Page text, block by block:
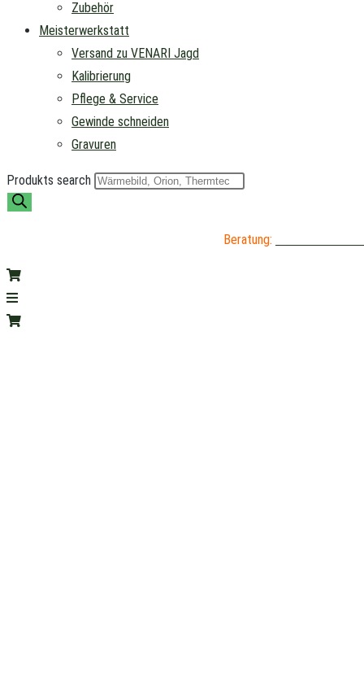
Zubehör
Meisterwerkstatt
Versand zu VENARI Jagd
Kalibrierung
Pflege & Service
Gewinde schneiden
Gravuren
Produkts search
Beratung: